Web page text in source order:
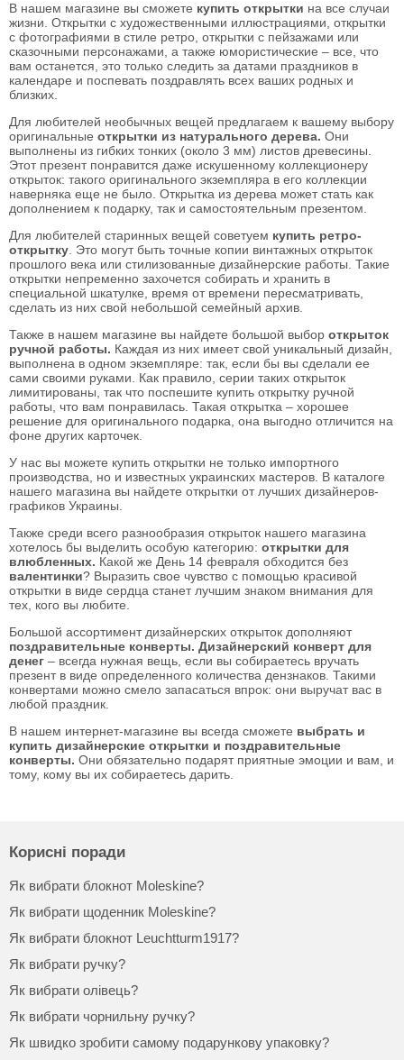
В нашем магазине вы сможете купить открытки на все случаи
жизни. Открытки с художественными иллюстрациями, открытки
с фотографиями в стиле ретро, открытки с пейзажами или
сказочными персонажами, а также юмористические – все, что
вам останется, это только следить за датами праздников в
календаре и поспевать поздравлять всех ваших родных и
близких.
Для любителей необычных вещей предлагаем к вашему выбору
оригинальные открытки из натурального дерева. Они
выполнены из гибких тонких (около 3 мм) листов древесины.
Этот презент понравится даже искушенному коллекционеру
открыток: такого оригинального экземпляра в его коллекции
наверняка еще не было. Открытка из дерева может стать как
дополнением к подарку, так и самостоятельным презентом.
Для любителей старинных вещей советуем купить ретро-
открытку . Это могут быть точные копии винтажных открыток
прошлого века или стилизованные дизайнерские работы. Такие
открытки непременно захочется собирать и хранить в
специальной шкатулке, время от времени пересматривать,
сделать из них свой небольшой семейный архив.
Также в нашем магазине вы найдете большой выбор открыток
ручной работы. Каждая из них имеет свой уникальный дизайн,
выполнена в одном экземпляре: так, если бы вы сделали ее
сами своими руками. Как правило, серии таких открыток
лимитированы, так что поспешите купить открытку ручной
работы, что вам понравилась. Такая открытка – хорошее
решение для оригинального подарка, она выгодно отличится на
фоне других карточек.
У нас вы можете купить открытки не только импортного
производства, но и известных украинских мастеров. В каталоге
нашего магазина вы найдете открытки от лучших дизайнеров-
графиков Украины.
Также среди всего разнообразия открыток нашего магазина
хотелось бы выделить особую категорию: открытки для
влюбленных. Какой же День 14 февраля обходится без
валентинки? Выразить свое чувство с помощью красивой
открытки в виде сердца станет лучшим знаком внимания для
тех, кого вы любите.
Большой ассортимент дизайнерских открыток дополняют
поздравительные конверты. Дизайнерский конверт для
денег – всегда нужная вещь, если вы собираетесь вручать
презент в виде определенного количества дензнаков. Такими
конвертами можно смело запасаться впрок: они выручат вас в
любой праздник.
В нашем интернет-магазине вы всегда сможете выбрать и
купить дизайнерские открытки и поздравительные
конверты. Они обязательно подарят приятные эмоции и вам, и
тому, кому вы их собираетесь дарить.
Корисні поради
Як вибрати блокнот Moleskine?
Як вибрати щоденник Moleskine?
Як вибрати блокнот Leuchtturm1917?
Як вибрати ручку?
Як вибрати олівець?
Як вибрати чорнильну ручку?
Як швидко зробити самому подарункову упаковку?